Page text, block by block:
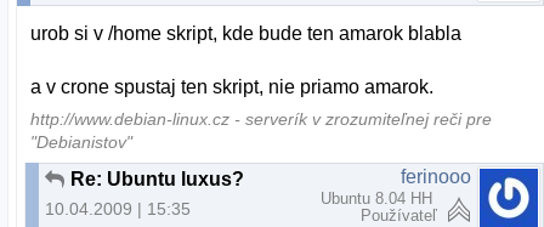
urob si v /home skript, kde bude ten amarok blabla
a v crone spustaj ten skript, nie priamo amarok.
http://www.debian-linux.cz - serverík v zrozumiteľnej reči pre
"Debianistov"
Re: Ubuntu luxus?
10.04.2009 | 15:35
ferinooo
Ubuntu 8.04 HH
Používateľ